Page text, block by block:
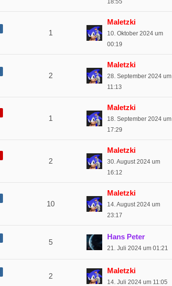
18:55
1
Maletzki
10. Oktober 2024 um
00:19
2
Maletzki
28. September 2024 um
11:13
1
Maletzki
18. September 2024 um
17:29
2
Maletzki
30. August 2024 um
16:12
10
Maletzki
14. August 2024 um
23:17
5
Hans Peter
21. Juli 2024 um 01:21
2
Maletzki
14. Juli 2024 um 11:05